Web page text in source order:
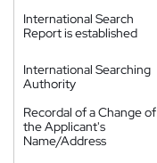
International Search
Report is established
International Searching
Authority
Recordal of a Change of
the Applicant's
Name/Address